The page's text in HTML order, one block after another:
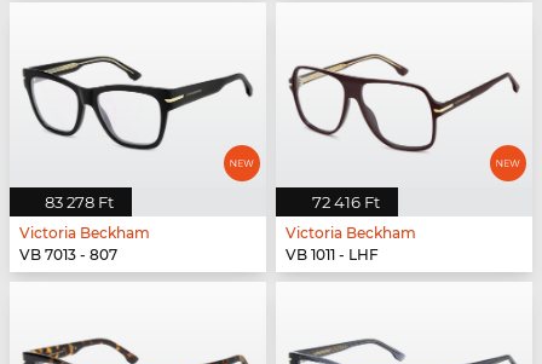
83 278 Ft
Victoria Beckham
VB 7013 - 807
72 416 Ft
Victoria Beckham
VB 1011 - LHF